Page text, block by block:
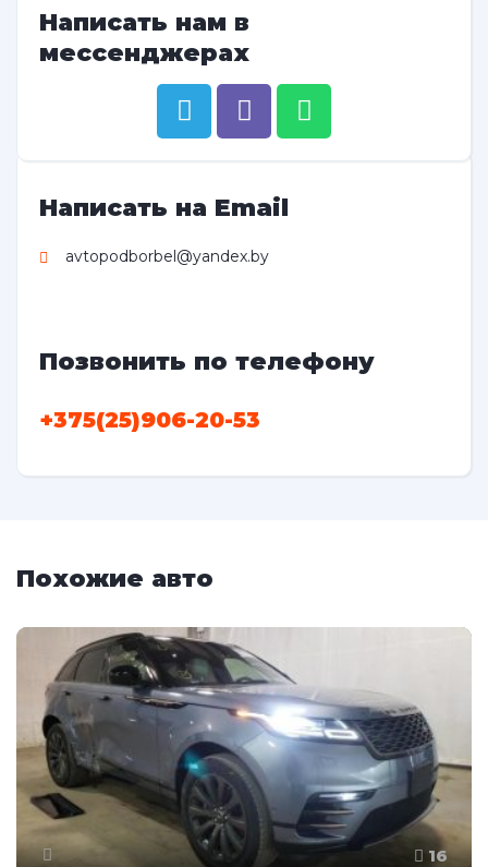
Написать нам в
мессенджерах
Написать на Email
avtopodborbel@yandex.by
Позвонить по телефону
+375(25)906-20-53
Похожие авто
16